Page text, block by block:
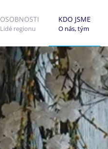
OSOBNOSTI
Lidé regionu
KDO JSME
O nás, tým